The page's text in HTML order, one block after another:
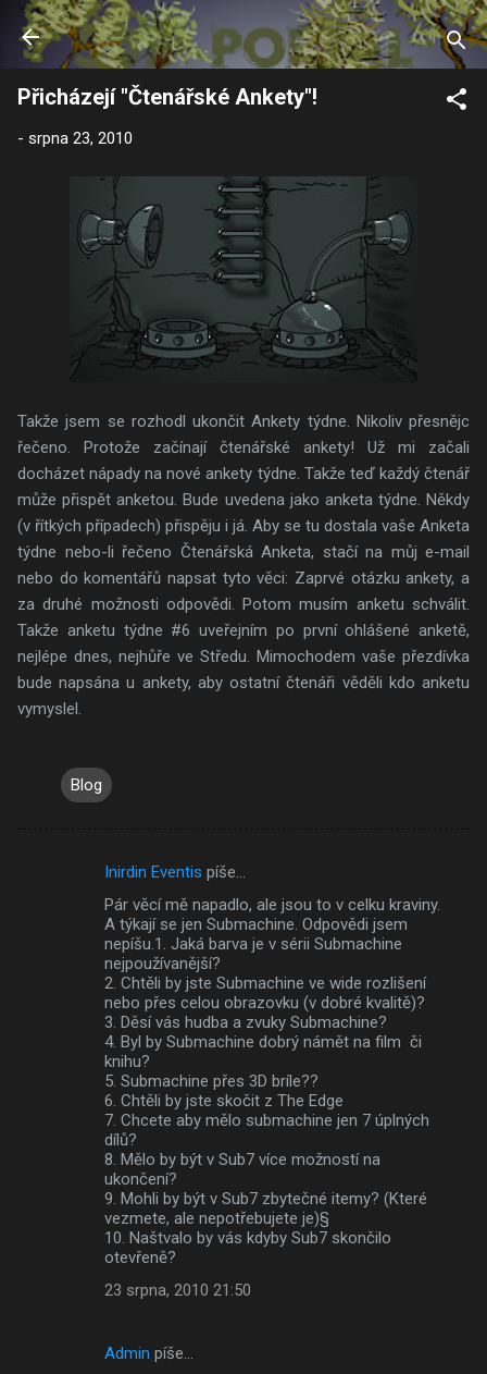
Přeskočit na hlavní obsah
Přicházejí "Čtenářské Ankety"!
- srpna 23, 2010
Takže jsem se rozhodl ukončit Ankety týdne. Nikoliv přesnějc
řečeno. Protože začínají čtenářské ankety! Už mi začali
docházet nápady na nové ankety týdne. Takže teď každý čtenář
může přispět anketou. Bude uvedena jako anketa týdne. Někdy
(v řítkých případech) přispěju i já. Aby se tu dostala vaše Anketa
týdne nebo-li řečeno Čtenářská Anketa, stačí na můj e-mail
nebo do komentářů napsat tyto věci: Zaprvé otázku ankety, a
za druhé možnosti odpovědi. Potom musím anketu schválit.
Takže anketu týdne #6 uveřejním po první ohlášené anketě,
nejlépe dnes, nejhůře ve Středu. Mimochodem vaše přezdívka
bude napsána u ankety, aby ostatní čtenáři věděli kdo anketu
vymyslel.
Blog
Inirdin Eventis píše…
Pár věcí mě napadlo, ale jsou to v celku kraviny.
A týkají se jen Submachine. Odpovědi jsem
nepíšu.1. Jaká barva je v sérii Submachine
nejpoužívanější?
2. Chtěli by jste Submachine ve wide rozlišení
nebo přes celou obrazovku (v dobré kvalitě)?
3. Děsí vás hudba a zvuky Submachine?
4. Byl by Submachine dobrý námět na film či
knihu?
5. Submachine přes 3D bríle??
6. Chtěli by jste skočit z The Edge
7. Chcete aby mělo submachine jen 7 úplných
dílů?
8. Mělo by být v Sub7 více možností na
ukončení?
9. Mohli by být v Sub7 zbytečné itemy? (Které
vezmete, ale nepotřebujete je)§
10. Naštvalo by vás kdyby Sub7 skončilo
otevřeně?
23 srpna, 2010 21:50
Admin píše…